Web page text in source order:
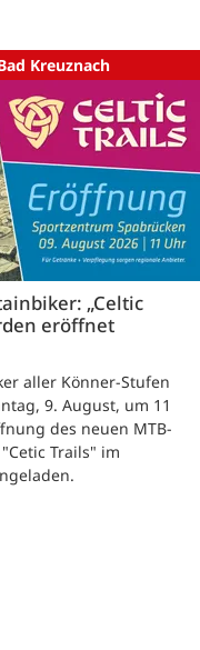
Kreuznach
„Celtic
eröffnet
aller Könner-Stufen
9. August, um 11
des neuen MTB-
Trails" im